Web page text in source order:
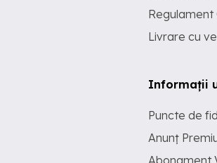
Regulament
Livrare cu
Informații
Puncte de
Anunț
Abonament